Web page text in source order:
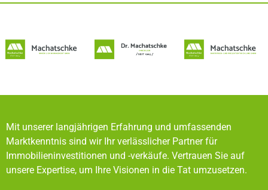
Mit unserer langjährigen Erfahrung und umfassenden
Marktkenntnis sind wir Ihr verlässlicher Partner für
Immobilieninvestitionen und -verkäufe. Vertrauen Sie auf
unsere Expertise, um Ihre Visionen in die Tat umzusetzen.